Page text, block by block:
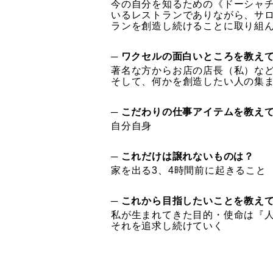
今の自分を知るための《ドーシャ
いるレストランでありながら、サ
ランを創造し続けることに取り組
─ ワクセルの面白いところを教え
著名な方からお店の店長（私）な
そして、何かを創造したい人の集
─ こだわりの仕事アイテムを教え
自分自身
─ これだけは譲れないものは？
家を出る3、4時間前に起きること
─ これから目指したいことを教え
私が生まれてきた目的・使命は『
それを追求し続けていく